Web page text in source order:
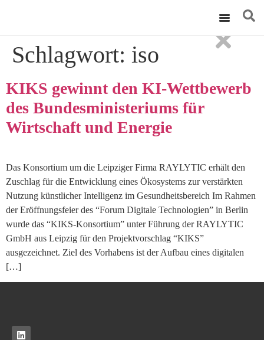
Schlagwort: iso
KIKS gewinnt den KI-Wettbewerb
des Bundesministeriums für
Wirtschaft und Energie
Das Konsortium um die Leipziger Firma RAYLYTIC erhält den
Zuschlag für die Entwicklung eines Ökosystems zur verstärkten
Nutzung künstlicher Intelligenz im Gesundheitsbereich Im Rahmen
der Eröffnungsfeier des “Forum Digitale Technologien” in Berlin
wurde das “KIKS-Konsortium” unter Führung der RAYLYTIC
GmbH aus Leipzig für den Projektvorschlag “KIKS”
ausgezeichnet. Ziel des Vorhabens ist der Aufbau eines digitalen
[…]